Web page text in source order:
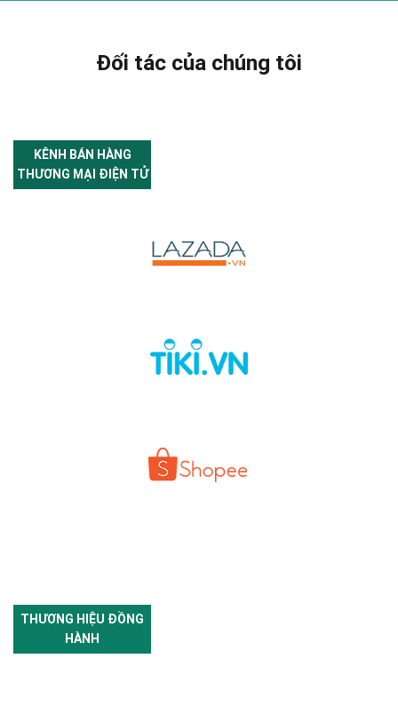
Đối tác của chúng tôi
KÊNH BÁN HÀNG
THƯƠNG MẠI ĐIỆN TỬ
THƯƠNG HIỆU ĐỒNG
HÀNH